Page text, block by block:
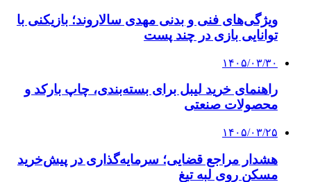
ویژگی‌های فنی و بدنی مهدی سالاروند؛ بازیکنی با
توانایی بازی در چند پست
۱۴۰۵/۰۳/۳۰
راهنمای خرید لیبل برای بسته‌بندی، چاپ بارکد و
محصولات صنعتی
۱۴۰۵/۰۳/۲۵
هشدار مراجع قضایی؛ سرمایه‌گذاری در پیش‌خرید
مسکن روی لبه تیغ